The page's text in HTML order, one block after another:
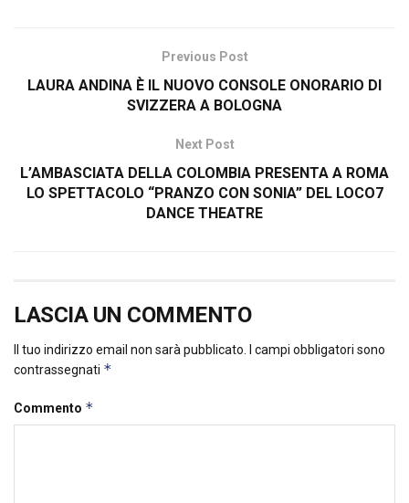
Previous Post
LAURA ANDINA È IL NUOVO CONSOLE ONORARIO DI
SVIZZERA A BOLOGNA
Next Post
L’AMBASCIATA DELLA COLOMBIA PRESENTA A ROMA
LO SPETTACOLO “PRANZO CON SONIA” DEL LOCO7
DANCE THEATRE
LASCIA UN COMMENTO
Il tuo indirizzo email non sarà pubblicato. I campi obbligatori sono
contrassegnati *
Commento *